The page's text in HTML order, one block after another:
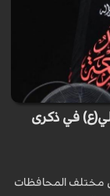
في ذكرى
مختلف المحافظات